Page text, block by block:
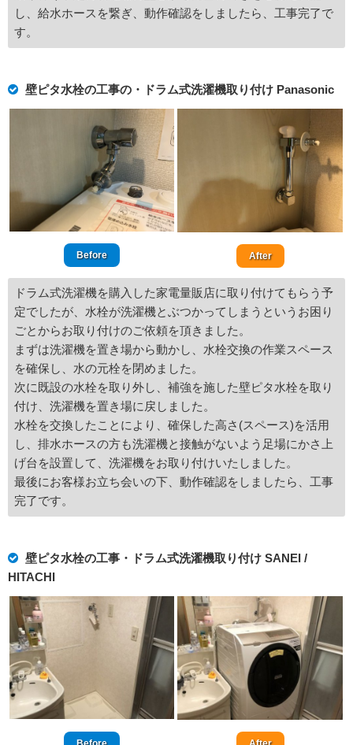
し、給水ホースを繋ぎ、動作確認をしましたら、工事完了で
す。
壁ピタ水栓の工事の・ドラム式洗濯機取り付け Panasonic
Before After
ドラム式洗濯機を購入した家電量販店に取り付けてもらう予
定でしたが、水栓が洗濯機とぶつかってしまうというお困り
ごとからお取り付けのご依頼を頂きました。
まずは洗濯機を置き場から動かし、水栓交換の作業スペース
を確保し、水の元栓を閉めました。
次に既設の水栓を取り外し、補強を施した壁ピタ水栓を取り
付け、洗濯機を置き場に戻しました。
水栓を交換したことにより、確保した高さ(スペース)を活用
し、排水ホースの方も洗濯機と接触がないよう足場にかさ上
げ台を設置して、洗濯機をお取り付けいたしました。
最後にお客様お立ち会いの下、動作確認をしましたら、工事
完了です。
壁ピタ水栓の工事・ドラム式洗濯機取り付け SANEI /
HITACHI